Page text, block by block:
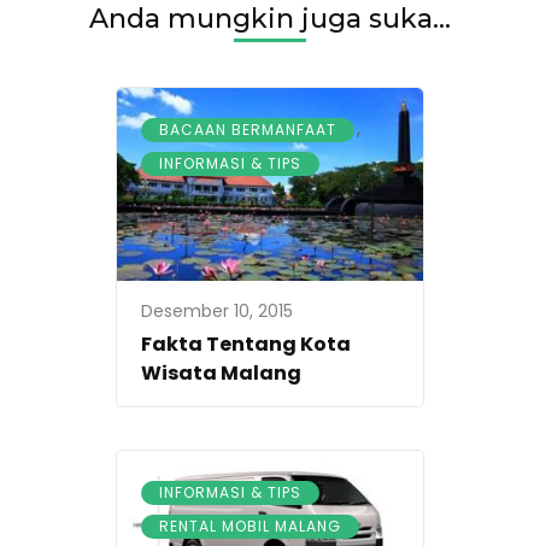
Anda mungkin juga suka...
BACAAN BERMANFAAT ,
INFORMASI & TIPS
Desember 10, 2015
Fakta Tentang Kota
Wisata Malang
INFORMASI & TIPS ,
RENTAL MOBIL MALANG